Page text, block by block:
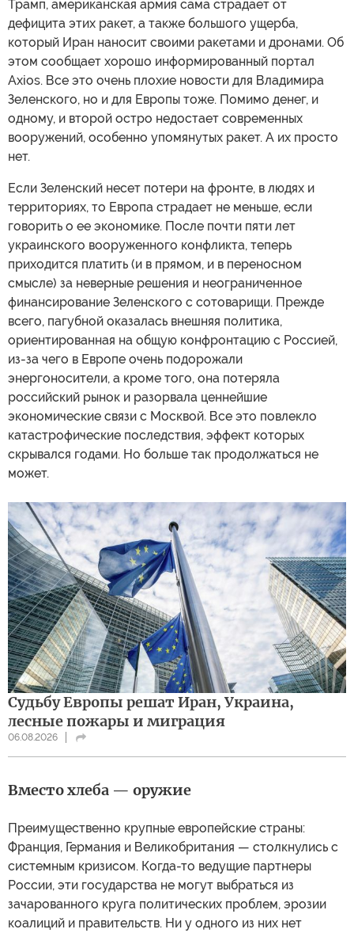
Трамп, американская армия сама страдает от
дефицита этих ракет, а также большого ущерба,
который Иран наносит своими ракетами и дронами. Об
этом сообщает хорошо информированный портал
Axios. Все это очень плохие новости для Владимира
Зеленского, но и для Европы тоже. Помимо денег, и
одному, и второй остро недостает современных
вооружений, особенно упомянутых ракет. А их просто
нет.
Если Зеленский несет потери на фронте, в людях и
территориях, то Европа страдает не меньше, если
говорить о ее экономике. После почти пяти лет
украинского вооруженного конфликта, теперь
приходится платить (и в прямом, и в переносном
смысле) за неверные решения и неограниченное
финансирование Зеленского с сотоварищи. Прежде
всего, пагубной оказалась внешняя политика,
ориентированная на общую конфронтацию с Россией,
из-за чего в Европе очень подорожали
энергоносители, а кроме того, она потеряла
российский рынок и разорвала ценнейшие
экономические связи с Москвой. Все это повлекло
катастрофические последствия, эффект которых
скрывался годами. Но больше так продолжаться не
может.
Судьбу Европы решат Иран, Украина,
лесные пожары и миграция
06.08.2026
Вместо хлеба — оружие
Преимущественно крупные европейские страны:
Франция, Германия и Великобритания — столкнулись с
системным кризисом. Когда-то ведущие партнеры
России, эти государства не могут выбраться из
зачарованного круга политических проблем, эрозии
коалиций и правительств. Ни у одного из них нет